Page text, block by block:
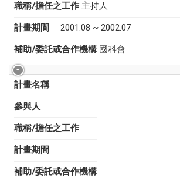
職稱/擔任之工作 主持人
計畫期間 2001.08 ~ 2002.07
補助/委託或合作機構 國科會
計畫名稱
參與人
職稱/擔任之工作
計畫期間
補助/委託或合作機構